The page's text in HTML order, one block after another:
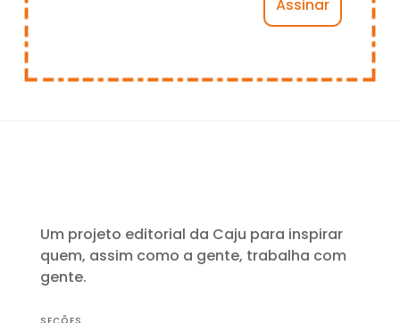
Um projeto editorial da Caju para inspirar
quem, assim como a gente, trabalha com
gente.